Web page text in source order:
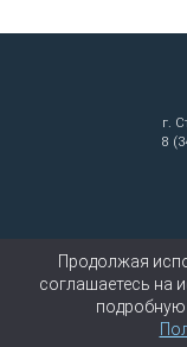
г.
8
Продолжая
соглашаетесь на